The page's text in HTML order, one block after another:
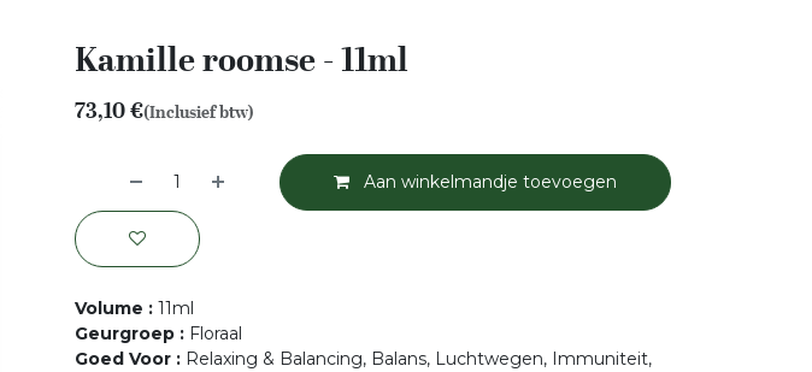
Kamille roomse - 11ml
73,10€(Inclusief btw)
Aan winkelmandje toevoegen
Volume : 11ml
Geurgroep : Floraal
Goed Voor : Relaxing & Balancing, Balans, Luchtwegen, Immuniteit,